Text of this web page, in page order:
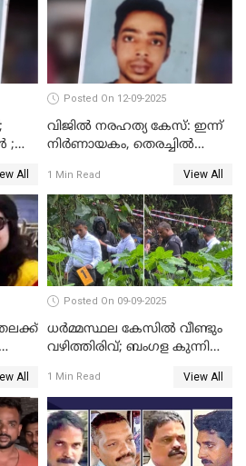
;
All
Posted On 12-09-2025
വിജിൽ നരഹത്യ കേസ്: ഇന്ന്
നിർണായകം, തെരച്ചിൽ
1 Min Read View All
All
Posted On 09-09-2025
ധർമ്മസ്ഥല കേസിൽ വീണ്ടും
വഴിത്തിരിവ്; ബംഗള കുന്നിൽ
കണ്ടെത്തി
1 Min Read View All